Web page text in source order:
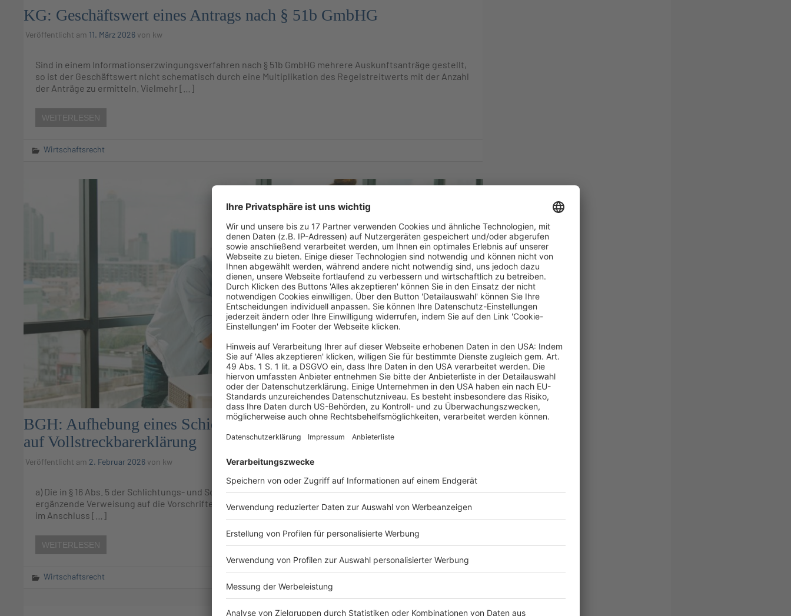
KG: Geschäftswert eines Antrags nach § 51b GmbHG
Veröffentlicht am 11. März 2026von kw
Sind in einem Informationserzwingungsverfahren nach § 51b GmbHG mehrere Auskunftsanträge gestellt,
so ist der Geschäftswert nicht schematisch durch eine Multiplikation des Regelstreitwerts mit der Anzahl
der Anträge zu ermitteln. Vielmehr […]
WEITERLESEN
Wirtschaftsrecht
BGH: Aufhebung eines Schiedsspruchs und Ablehnung des Antrags
auf Vollstreckbarerklärung
Veröffentlicht am 2. Februar 2026von kw
a) Die in § 16 Abs. 5 der Schlichtungs- und Schiedsordnung für Baustreitigkeiten 2004 vorgesehene
ergänzende Verweisung auf die Vorschriften der Zivilprozessordnung ist nicht dahin auszulegen, dass sie
im Anschluss […]
WEITERLESEN
Wirtschaftsrecht